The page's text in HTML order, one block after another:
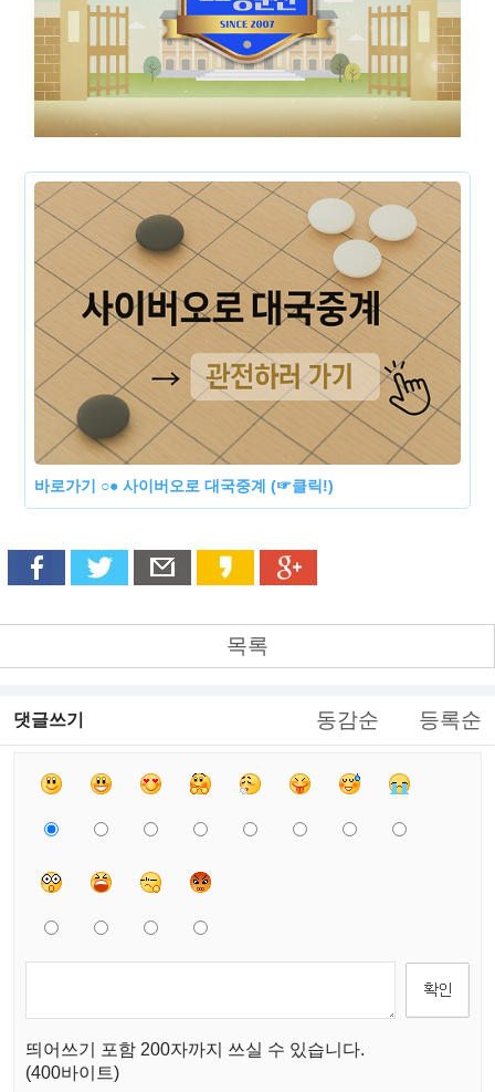
바로가기 ○● 사이버오로 대국중계 (☞클릭!)
목록
댓글쓰기 동감순 등록순
띄어쓰기 포함 200자까지 쓰실 수 있습니다.
(400바이트)